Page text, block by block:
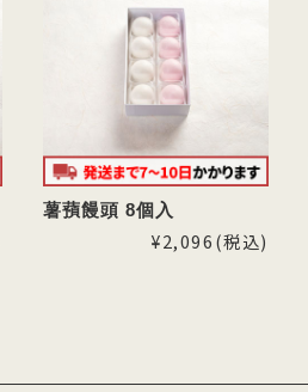
薯蕷饅頭 8個入
¥2,096(税込)